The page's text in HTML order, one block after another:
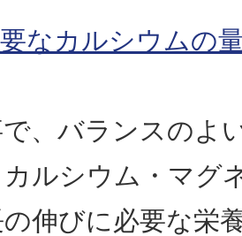
なカルシウムの
、バランスのよ
カルシウム・マグ
伸びに必要な栄